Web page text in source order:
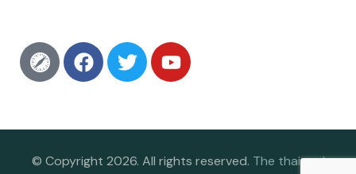
© Copyright 2026. All rights reserved. The thai real